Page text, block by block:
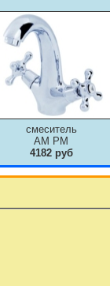
смеситель
AM PM
4182 руб